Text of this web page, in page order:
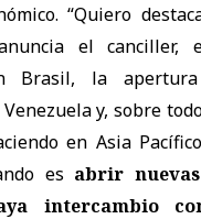
“Quiero
el canciller,
Brasil, la
y, sobre
en Asia
es abrir
intercambio